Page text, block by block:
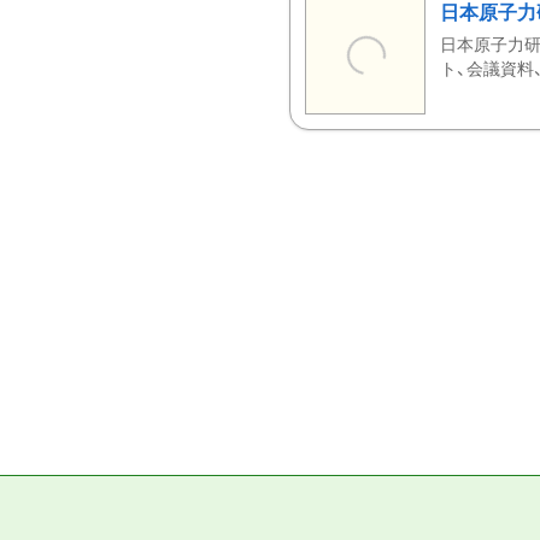
日本原子
日本原子力
ト、会議資